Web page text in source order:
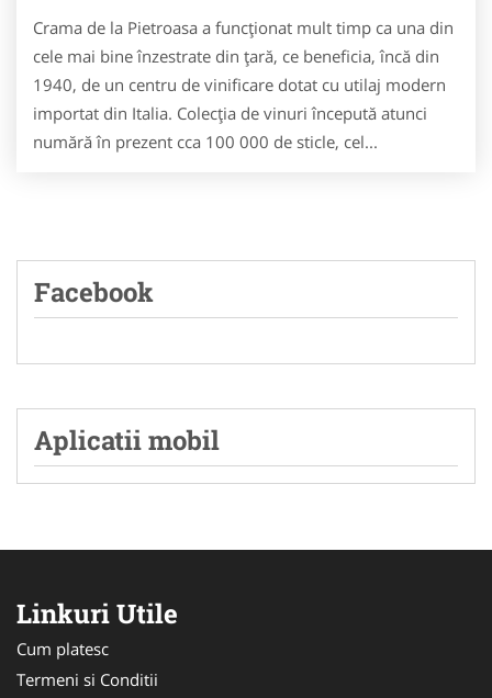
Crama de la Pietroasa a funcţionat mult timp ca una din
cele mai bine înzestrate din ţară, ce beneficia, încă din
1940, de un centru de vinificare dotat cu utilaj modern
importat din Italia. Colecţia de vinuri începută atunci
numără în prezent cca 100 000 de sticle, cel...
Facebook
Aplicatii mobil
Linkuri Utile
Cum platesc
Termeni si Conditii